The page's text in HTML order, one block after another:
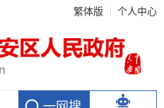
繁体版 个人中心